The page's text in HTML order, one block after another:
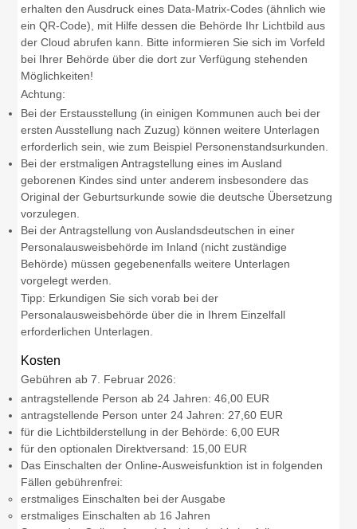
erhalten den Ausdruck eines Data-Matrix-Codes (ähnlich wie
ein QR-Code), mit Hilfe dessen die Behörde Ihr Lichtbild aus
der Cloudabrufen kann. Bitte informieren Sie sich im Vorfeld
bei Ihrer Behörde über die dort zur Verfügung stehenden
Möglichkeiten!
Achtung:
Bei der Erstausstellung (in einigen Kommunen auch bei der
ersten Ausstellung nach Zuzug) können weitere Unterlagen
erforderlich sein, wie zum Beispiel Personenstandsurkunden.
Bei der erstmaligen Antragstellung eines im Ausland
geborenen Kindes sind unter anderem insbesondere das
Original der Geburtsurkunde sowie die deutsche Übersetzung
vorzulegen.
Bei der Antragstellung von Auslandsdeutschen in einer
Personalausweisbehörde im Inland (nicht zuständige
Behörde) müssen gegebenenfalls weitere Unterlagen
vorgelegt werden.
Tipp: Erkundigen Sie sich vorab bei der
Personalausweisbehörde über die in Ihrem Einzelfall
erforderlichen Unterlagen.
Kosten
Gebühren ab 7. Februar 2026:
antragstellende Person ab 24 Jahren: 46,00 EUR
antragstellende Person unter 24 Jahren: 27,60 EUR
für die Lichtbilderstellung in der Behörde: 6,00 EUR
für den optionalen Direktversand: 15,00 EUR
Das Einschalten der Online-Ausweisfunktion ist in folgenden
Fällen gebührenfrei:
erstmaliges Einschalten bei der Ausgabe
erstmaliges Einschalten ab 16 Jahren